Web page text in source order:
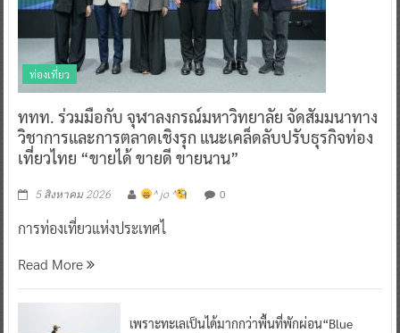
ท่องเที่ยว
ททท. ร่วมมือกับ จุฬาลงกรณ์มหาวิทยาลัย จัดสัมมนาทาง
วิชาการและการตลาดเชิงรุก แนะเคล็ดลับปรับธุรกิจท่อง
เที่ยวไทย “ขายได้ ขายดี ขายนาน”
5 สิงหาคม 2026 ^ jo ^ 0
การท่องเที่ยวแห่งประเทศไ
Read More
เพราะทะเลเป็นได้มากกว่าพื้นที่พักผ่อน“Blue